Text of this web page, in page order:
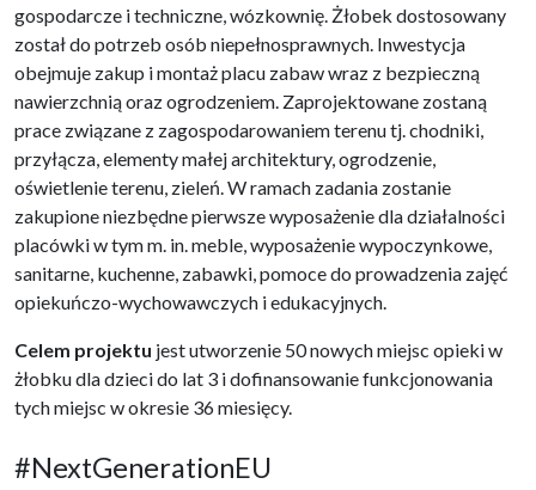
gospodarcze i techniczne, wózkownię. Żłobek dostosowany
został do potrzeb osób niepełnosprawnych. Inwestycja
obejmuje zakup i montaż placu zabaw wraz z bezpieczną
nawierzchnią oraz ogrodzeniem. Zaprojektowane zostaną
prace związane z zagospodarowaniem terenu tj. chodniki,
przyłącza, elementy małej architektury, ogrodzenie,
oświetlenie terenu, zieleń. W ramach zadania zostanie
zakupione niezbędne pierwsze wyposażenie dla działalności
placówki w tym m. in. meble, wyposażenie wypoczynkowe,
sanitarne, kuchenne, zabawki, pomoce do prowadzenia zajęć
opiekuńczo-wychowawczych i edukacyjnych.
Celem projektu jest utworzenie 50 nowych miejsc opieki w
żłobku dla dzieci do lat 3 i dofinansowanie funkcjonowania
tych miejsc w okresie 36 miesięcy.
#NextGenerationEU